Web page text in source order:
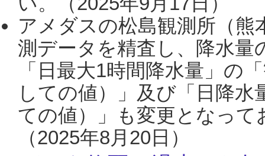
アメダスの松島観測所（熊
測データを精査し、降水
「日最大1時間降水量」の
しての値）」及び「日降
ての値）」も変更となっ
（2025年8月20日）